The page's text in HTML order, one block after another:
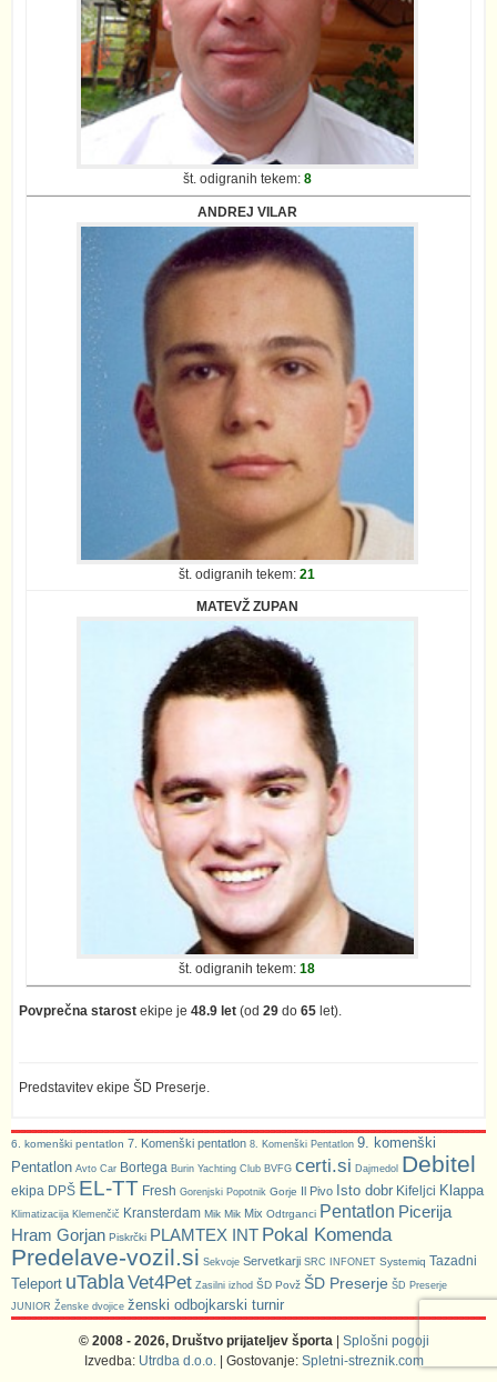
št. odigranih tekem: 8
ANDREJ VILAR
št. odigranih tekem:21
MATEVŽ ZUPAN
št. odigranih tekem:18
Povprečna starost ekipe je 48.9 let (od 29 do 65 let).
Predstavitev ekipe ŠD Preserje.
6. komenški pentatlon 7. Komenški pentatlon 8. Komenški Pentatlon 9. komenški
Pentatlon Avto Car Bortega Burin Yachting Club BVFG certi.si Dajmedol Debitel
ekipa DPŠ EL-TT Fresh Gorenjski Popotnik Gorje Il Pivo Isto dobr Kifeljci Klappa
Klimatizacija Klemenčič Kransterdam Mik Mik Mix Odtrganci Pentatlon Picerija
Hram Gorjan Piskrčki PLAMTEX INT Pokal Komenda
Predelave-vozil.si Sekvoje Servetkarji SRC INFONET Systemiq Tazadni
Teleport uTabla Vet4Pet Zasilni izhod ŠD Povž ŠD Preserje ŠD Preserje
JUNIOR Ženske dvojice ženski odbojkarski turnir
© 2008 - 2026, Društvo prijateljev športa | Splošni pogoji
Izvedba: Utrdba d.o.o. | Gostovanje: Spletni-streznik.com